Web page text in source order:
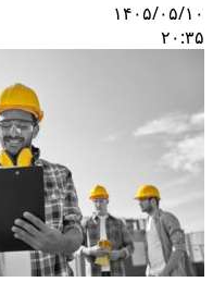
۱۴۰۵/۰۵/۱۰
۲۰:۳۵